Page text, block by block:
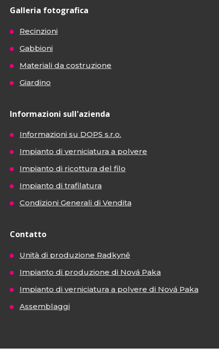
Galleria fotografica
Recinzioni
Gabbioni
Materiali da costruzione
Giardino
Informazioni sull'azienda
Informazioni su DOPS s.r.o.
Impianto di verniciatura a polvere
Impianto di ricottura del filo
Impianto di trafilatura
Condizioni Generali di Vendita
Contatto
Unità di produzione Radkyně
Impianto di produzione di Nová Paka
Impianto di verniciatura a polvere di Nová Paka
Assemblaggi